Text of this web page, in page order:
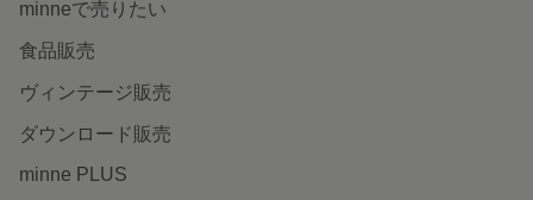
minneで売りたい
食品販売
ヴィンテージ販売
ダウンロード販売
minne PLUS